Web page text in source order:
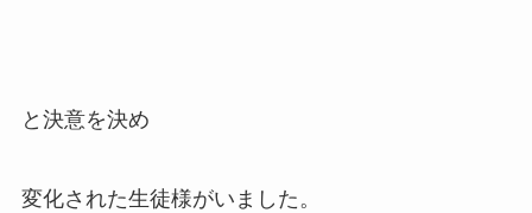
と決意を決め
変化された生徒様がいました。